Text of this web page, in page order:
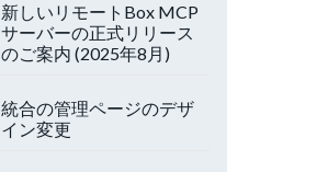
新しいリモートBox MCP
サーバーの正式リリース
のご案内 (2025年8月)
統合の管理ページのデザ
イン変更